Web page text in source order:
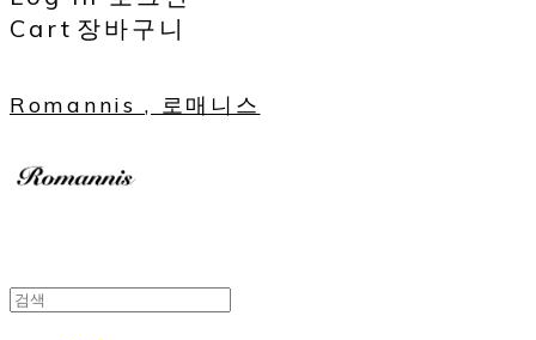
Cart 장바구니
Romannis , 로매니스